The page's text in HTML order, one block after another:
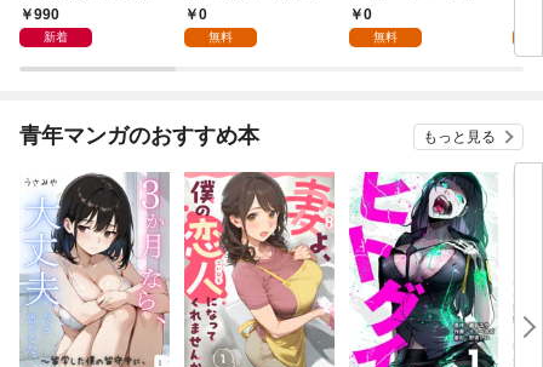
時子 IF STORY 1
990
新着
を駆け抜ける。 第1話
0
無料
空気読まない異世界ラ
イフ～ 第1話
0
無料
青年マンガのおすすめ本 もっと見る